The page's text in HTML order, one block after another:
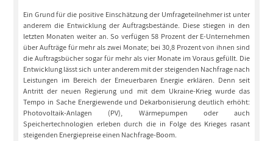
Ein Grund für die positive Einschätzung der Umfrageteilnehmer ist unter
anderem die Entwicklung der Auftragsbestände. Diese stiegen in den
letzten Monaten weiter an. So verfügen 58 Prozent der E-Unternehmen
über Aufträge für mehr als zwei Monate; bei 30,8 Prozent von ihnen sind
die Auftragsbücher sogar für mehr als vier Monate im Voraus gefüllt. Die
Entwicklung lässt sich unter anderem mit der steigenden Nachfrage nach
Leistungen im Bereich der Erneuerbaren Energie erklären. Denn seit
Antritt der neuen Regierung und mit dem Ukraine-Krieg wurde das
Tempo in Sache Energiewende und Dekarbonisierung deutlich erhöht:
Photovoltaik-Anlagen (PV), Wärmepumpen oder auch
Speichertechnologien erleben durch die in Folge des Krieges rasant
steigenden Energiepreise einen Nachfrage-Boom.